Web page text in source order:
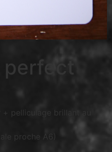
perfect
pelliculage brillant au
proche A6)